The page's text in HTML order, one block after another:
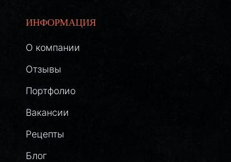
ИНФОРМАЦИЯ
О компании
Отзывы
Портфолио
Вакансии
Рецепты
Блог